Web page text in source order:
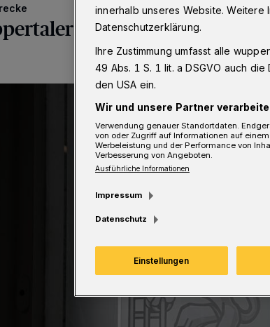
Polizeipräsidium ist
innerhalb unseres Website.
Datenschutzerklärung.
Ihre Zustimmung umfasst alle
49 Abs. 1 S. 1 lit. a DSGVO auch
den USA ein.
Wir und unsere Partner
Verwendung genauer Standortdaten.
von oder Zugriff auf Informationen auf
Werbeleistung und der Performance von
Verbesserung von Angeboten.
Ausführliche Informationen
Impressum
Datenschutz
Einstellungen